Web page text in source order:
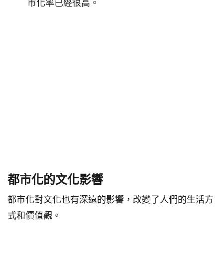
市化率已經很高。
都市化的文化影響
都市化對文化也有深遠的影響，改變了人們的生活方
式和價值觀。